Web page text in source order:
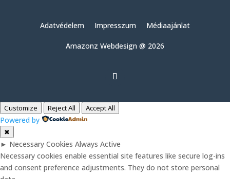
Adatvédelem Impresszum Médiaajánlat
Amazonz Webdesign @ 2026
Customize Reject All Accept All
Powered by
✖
► Necessary Cookies Always Active
Necessary cookies enable essential site features like secure log-ins
and consent preference adjustments. They do not store personal